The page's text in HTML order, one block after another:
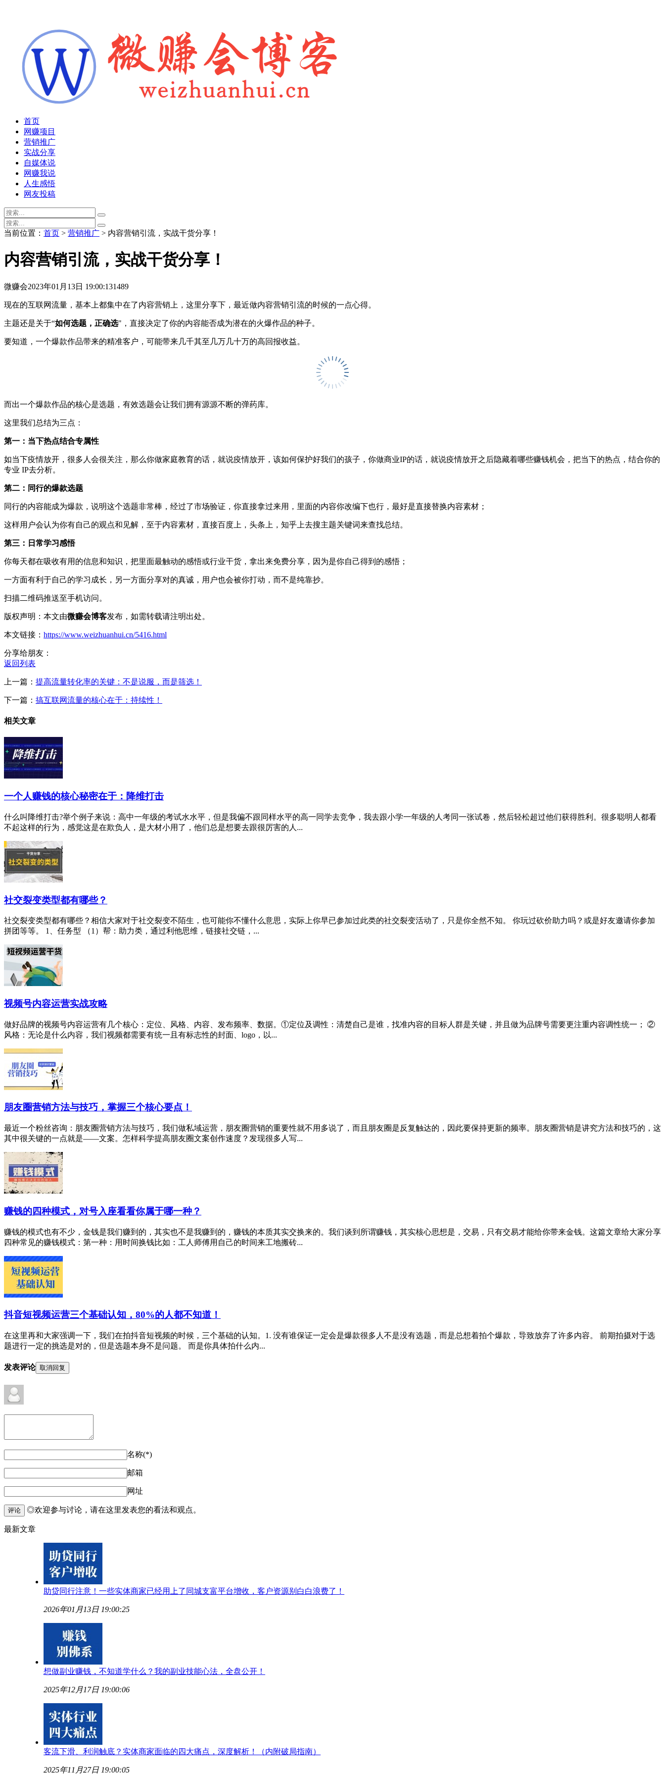
首页
网赚项目
营销推广
实战分享
自媒体说
网赚我说
人生感悟
网友投稿
当前位置： 首页 > 营销推广 > 内容营销引流，实战干货分享！
内容营销引流，实战干货分享！
微赚会2023年01月13日 19:00:131489
现在的互联网流量，基本上都集中在了内容营销上，这里分享下，最近做内容营销引流的时候的一点心得。
主题还是关于“如何选题，正确选"，直接决定了你的内容能否成为潜在的火爆作品的种子。
要知道，一个爆款作品带来的精准客户，可能带来几千其至几万几十万的高回报收益。
而出一个爆款作品的核心是选题，有效选题会让我们拥有源源不断的弹药库。
这里我们总结为三点：
第一：当下热点结合专属性
如当下疫情放开，很多人会很关注，那么你做家庭教育的话，就说疫情放开，该如何保护好我们的孩子，你做商业IP的话，就说疫情放开之后隐藏着哪些赚钱机会，把当下的热点，结合你的
专业 IP去分析。
第二：同行的爆款选题
同行的内容能成为爆款，说明这个选题非常棒，经过了市场验证，你直接拿过来用，里面的内容你改编下也行，最好是直接替换内容素材；
这样用户会认为你有自己的观点和见解，至于内容素材，直接百度上，头条上，知乎上去搜主题关键词来查找总结。
第三：日常学习感悟
你每天都在吸收有用的信息和知识，把里面最触动的感悟或行业干货，拿出来免费分享，因为是你自己得到的感悟；
一方面有利于自己的学习成长，另一方面分享对的真诚，用户也会被你打动，而不是纯靠抄。
扫描二维码推送至手机访问。
版权声明：本文由微赚会博客发布，如需转载请注明出处。
本文链接： https://www.weizhuanhui.cn/5416.html
分享给朋友：
返回列表
上一篇： 提高流量转化率的关键：不是说服，而是筛选！
下一篇： 搞互联网流量的核心在于：持续性！
相关文章
一个人赚钱的核心秘密在于：降维打击
什么叫降维打击?举个例子来说：高中一年级的考试水水平，但是我偏不跟同样水平的高一同学去竞争，我去跟小学一年级的人考同一张试卷，然后轻松超过他们获得胜利。很多聪明人都看
不起这样的行为，感觉这是在欺负人，是大材小用了，他们总是想要去跟很厉害的人...
社交裂变类型都有哪些？
社交裂变类型都有哪些？相信大家对于社交裂变不陌生，也可能你不懂什么意思，实际上你早已参加过此类的社交裂变活动了，只是你全然不知。 你玩过砍价助力吗？或是好友邀请你参加
拼团等等。 1、任务型 （1）帮：助力类，通过利他思维，链接社交链，...
视频号内容运营实战攻略
做好品牌的视频号内容运营有几个核心：定位、风格、内容、发布频率、数据。①定位及调性：清楚自己是谁，找准内容的目标人群是关键，并且做为品牌号需要更注重内容调性统一； ②
风格：无论是什么内容，我们视频都需要有统一且有标志性的封面、logo，以...
朋友圈营销方法与技巧，掌握三个核心要点！
最近一个粉丝咨询：朋友圈营销方法与技巧，我们做私域运营，朋友圈营销的重要性就不用多说了，而且朋友圈是反复触达的，因此要保持更新的频率。朋友圈营销是讲究方法和技巧的，这
其中很关键的一点就是——文案。怎样科学提高朋友圈文案创作速度？发现很多人写...
赚钱的四种模式，对号入座看看你属于哪一种？
赚钱的模式也有不少，金钱是我们赚到的，其实也不是我赚到的，赚钱的本质其实交换来的。我们谈到所谓赚钱，其实核心思想是，交易，只有交易才能给你带来金钱。这篇文章给大家分享
四种常见的赚钱模式：第一种：用时间换钱比如：工人师傅用自己的时间来工地搬砖...
抖音短视频运营三个基础认知，80%的人都不知道！
在这里再和大家强调一下，我们在拍抖音短视频的时候，三个基础的认知。1. 没有谁保证一定会是爆款很多人不是没有选题，而是总想着拍个爆款，导致放弃了许多内容。 前期拍摄对于选
题进行一定的挑选是对的，但是选题本身不是问题。 而是你具体拍什么内...
发表评论 取消回复
名称(*)
邮箱
网址
评论 ◎欢迎参与讨论，请在这里发表您的看法和观点。
最新文章
助贷同行注意！一些实体商家已经用上了同城支富平台增收，客户资源别白白浪费了！
2026年01月13日 19:00:25
想做副业赚钱，不知道学什么？我的副业技能心法，全盘公开！
2025年12月17日 19:00:06
客流下滑、利润触底？实体商家面临的四大痛点，深度解析！（内附破局指南）
2025年11月27日 19:00:05